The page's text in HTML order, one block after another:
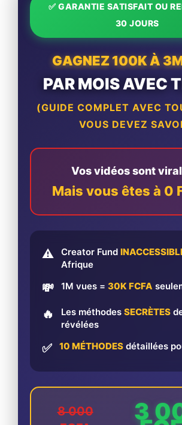
✅ GARANTIE SATISFAIT OU
30 JOURS
GAGNEZ 100K À
PAR MOIS AVEC
(GUIDE COMPLET AVEC
VOUS DEVEZ
Vos vidéos sont
Mais vous êtes à 0
⚠️ Creator Fund
Afrique
💸 1M vues = 30K FCFA
🔥 Les méthodes SECRÈTES
révélées
✅ 10 MÉTHODES détaillées
8 000
3